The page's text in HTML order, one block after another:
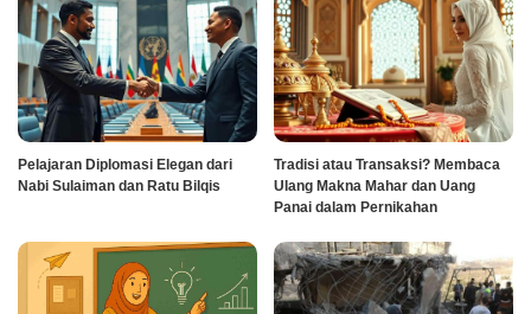
Pelajaran Diplomasi Elegan dari
Nabi Sulaiman dan Ratu Bilqis
Tradisi atau Transaksi? Membaca
Ulang Makna Mahar dan Uang
Panai dalam Pernikahan